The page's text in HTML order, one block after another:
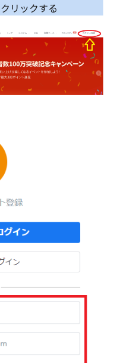
リックする